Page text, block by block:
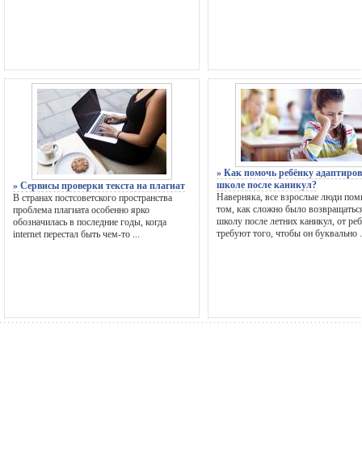
» Сервисы проверки текста на плагиат
В странах постсоветского пространства
проблема плагиата особенно ярко
обозначилась в последние годы, когда
internet перестал быть чем-то ...
» Как помочь ребёнку
школе после каникул?
Наверняка, все взрослые люди
том, как сложно было
школу после летних каникул, от
требуют того, чтобы он буквально